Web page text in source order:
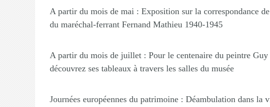
A partir du mois de mai : Exposition sur la correspondance
du maréchal-ferrant Fernand Mathieu 1940-1945
A partir du mois de juillet : Pour le centenaire du peintre Guy
découvrez ses tableaux à travers les salles du musée
Journées européennes du patrimoine : Déambulation dans la